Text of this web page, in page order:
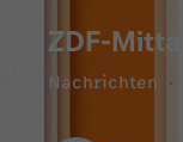
ZDF-
Nachrichten